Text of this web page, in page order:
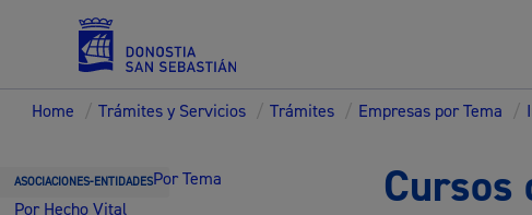
Servicios
Home / Trámites y Servicios / Trámites / Empresas por Tema /
ASOCIACIONES-ENTIDADESPor Tema
Por Hecho Vital
Cursos